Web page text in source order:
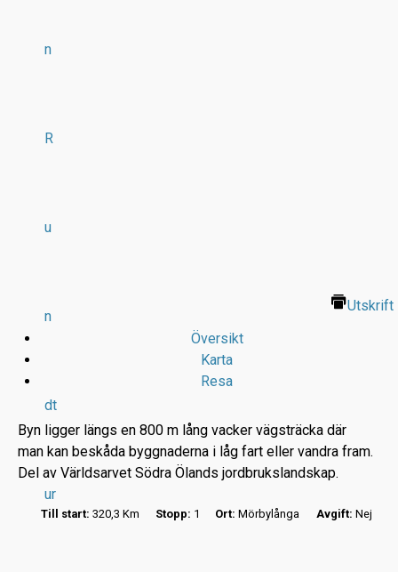
n
R
u
n
dt
ur
Utskrift
Översikt
Karta
Resa
Byn ligger längs en 800 m lång vacker vägsträcka där
man kan beskåda byggnaderna i låg fart eller vandra fram.
Del av Världsarvet Södra Ölands jordbrukslandskap.
Till start: 320,3 Km Stopp: 1 Ort: Mörbylånga Avgift: Nej